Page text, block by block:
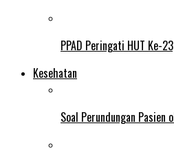
PPAD Peringati HUT Ke-
Kesehatan
Soal Perundungan Pasien